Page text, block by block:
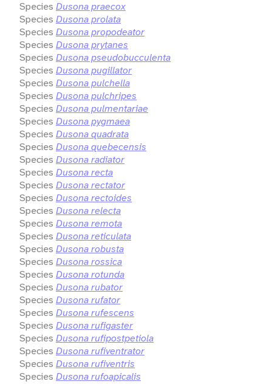
Species Dusona praecox
Species Dusona prolata
Species Dusona propodeator
Species Dusona prytanes
Species Dusona pseudobucculenta
Species Dusona pugillator
Species Dusona pulchella
Species Dusona pulchripes
Species Dusona pulmentariae
Species Dusona pygmaea
Species Dusona quadrata
Species Dusona quebecensis
Species Dusona radiator
Species Dusona recta
Species Dusona rectator
Species Dusona rectoides
Species Dusona relecta
Species Dusona remota
Species Dusona reticulata
Species Dusona robusta
Species Dusona rossica
Species Dusona rotunda
Species Dusona rubator
Species Dusona rufator
Species Dusona rufescens
Species Dusona rufigaster
Species Dusona rufipostpetiola
Species Dusona rufiventrator
Species Dusona rufiventris
Species Dusona rufoapicalis